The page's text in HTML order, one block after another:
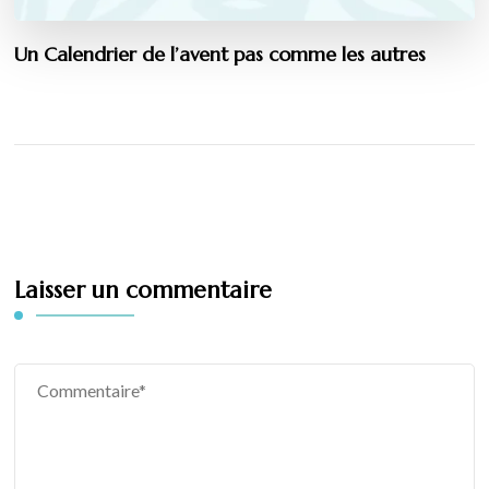
Un Calendrier de l’avent pas comme les autres
Laisser un commentaire